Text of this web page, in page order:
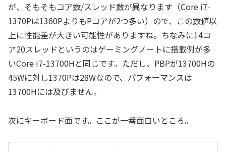
が、そもそもコア数/スレッド数が異なります（Core i7-
1370Pは1360PよりもPコアが2つ多い）ので、この数値以
上に性能差が大きい可能性がありますね。ちなみに14コ
ア20スレッドというのはゲーミングノートに搭載例が多
いCore i7-13700Hと同じです。ただし、PBPが13700Hの
45Wに対し1370Pは28Wなので、パフォーマンスは
13700Hには及びません。
次にキーボード面です。ここが一番面白いところ。